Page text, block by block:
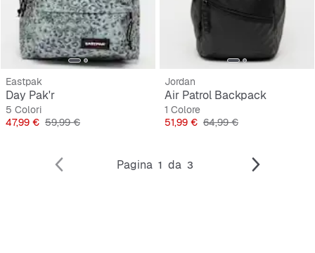
Eastpak
Day Pak'r
5 Colori
Prezzo
47,99 € Prezzo originale
59,99 €
Jordan
Air Patrol Backpack
1 Colore
Prezzo
51,99 € Prezzo originale
64,99 €
Pagina 1 da 3